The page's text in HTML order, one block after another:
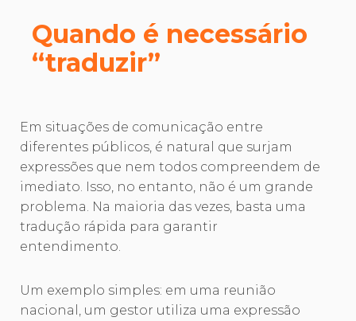
Quando é necessário
“traduzir”
Em situações de comunicação entre
diferentes públicos, é natural que surjam
expressões que nem todos compreendem de
imediato. Isso, no entanto, não é um grande
problema. Na maioria das vezes, basta uma
tradução rápida para garantir
entendimento.
Um exemplo simples: em uma reunião
nacional, um gestor utiliza uma expressão